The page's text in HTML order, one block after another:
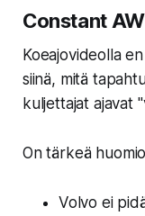
Constant
Koeajovideolla
siinä, mitä
kuljettajat ajavat
On tärkeä
Volvo ei